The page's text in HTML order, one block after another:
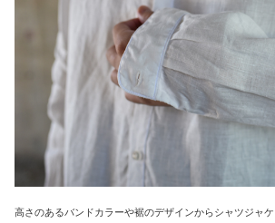
高さのあるバンドカラーや裾のデザインからシャツジャ